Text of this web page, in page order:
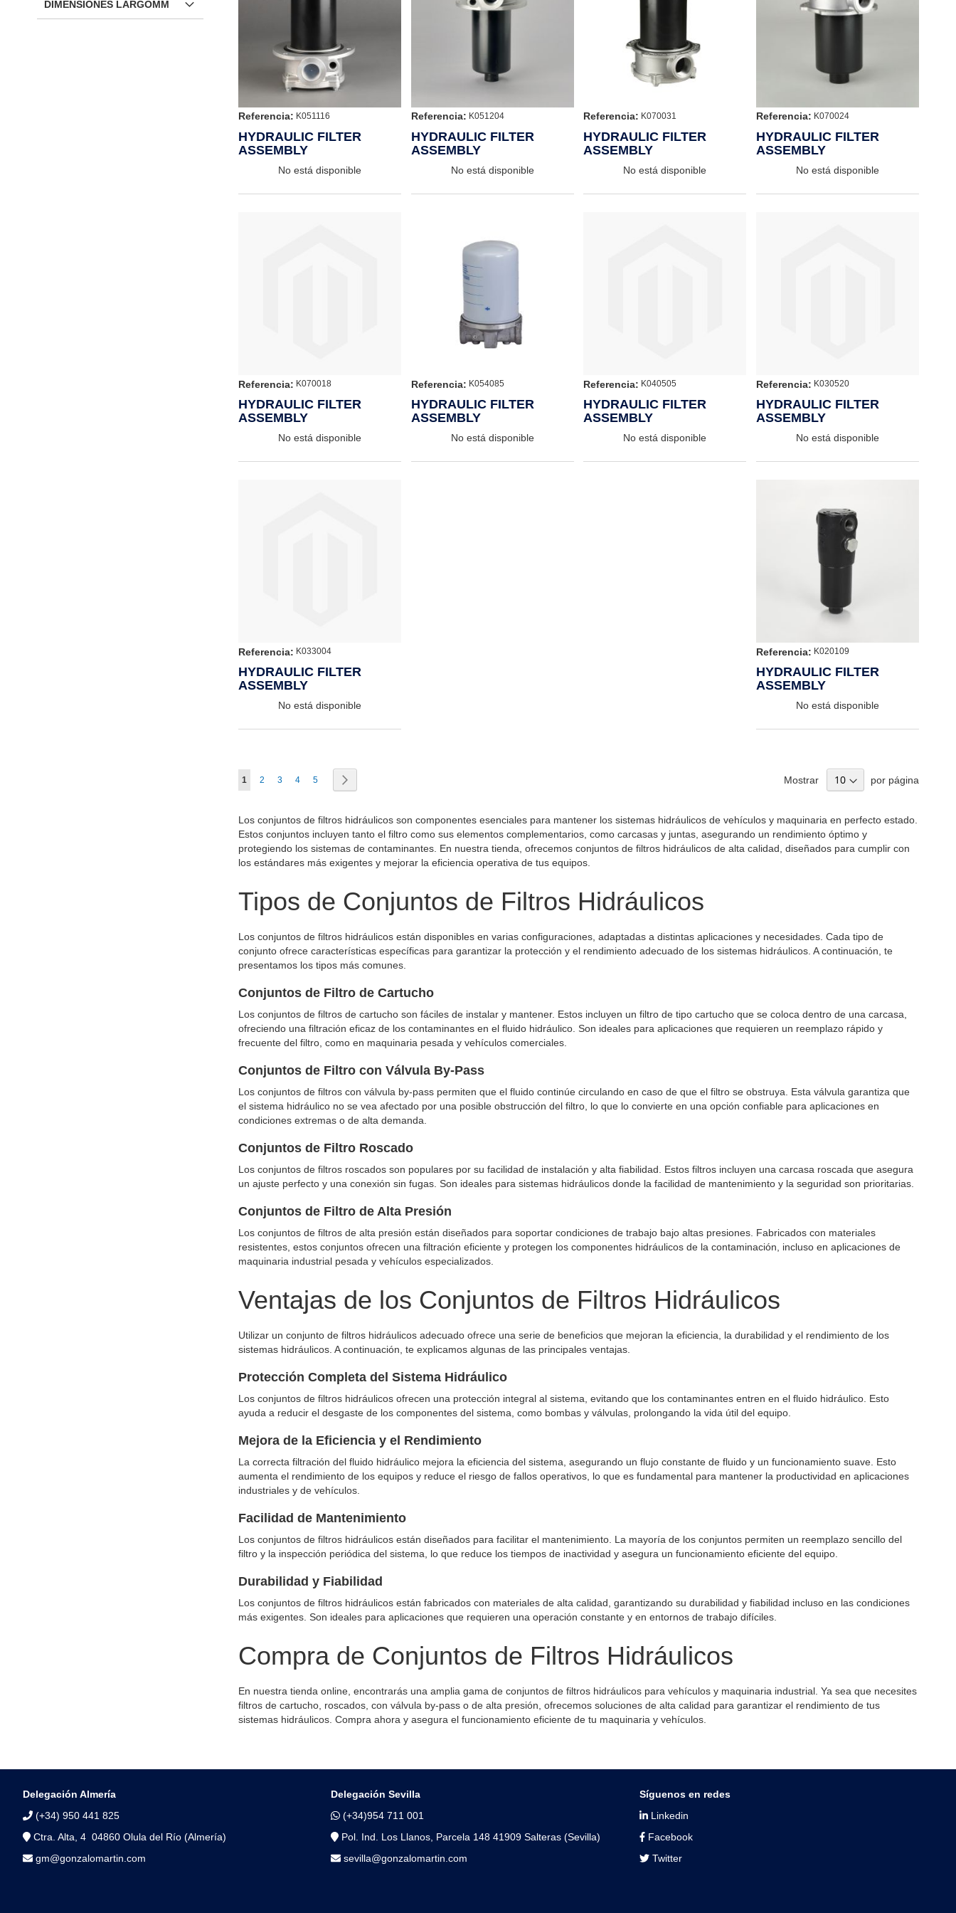
Referencia: K051116
HYDRAULIC FILTER
ASSEMBLY
No está disponible
Referencia: K051204
HYDRAULIC FILTER
ASSEMBLY
No está disponible
Referencia: K070031
HYDRAULIC FILTER
ASSEMBLY
No está disponible
Referencia: K070024
HYDRAULIC FILTER
ASSEMBLY
No está disponible
Referencia: K070018
HYDRAULIC FILTER
ASSEMBLY
No está disponible
Referencia: K054085
HYDRAULIC FILTER
ASSEMBLY
No está disponible
Referencia: K040505
HYDRAULIC FILTER
ASSEMBLY
No está disponible
Referencia: K030520
HYDRAULIC FILTER
ASSEMBLY
No está disponible
Referencia: K033004
HYDRAULIC FILTER
ASSEMBLY
No está disponible
Referencia: K020109
HYDRAULIC FILTER
ASSEMBLY
No está disponible
Página
Actualmente estás leyendo página
1 Página
2 Página
3 Página
4 Página
5 Mostrar por página
Los conjuntos de filtros hidráulicos son componentes esenciales para mantener los sistemas hidráulicos de vehículos y maquinaria en perfecto estado.
Estos conjuntos incluyen tanto el filtro como sus elementos complementarios, como carcasas y juntas, asegurando un rendimiento óptimo y
protegiendo los sistemas de contaminantes. En nuestra tienda, ofrecemos conjuntos de filtros hidráulicos de alta calidad, diseñados para cumplir con
los estándares más exigentes y mejorar la eficiencia operativa de tus equipos.
Tipos de Conjuntos de Filtros Hidráulicos
Los conjuntos de filtros hidráulicos están disponibles en varias configuraciones, adaptadas a distintas aplicaciones y necesidades. Cada tipo de
conjunto ofrece características específicas para garantizar la protección y el rendimiento adecuado de los sistemas hidráulicos. A continuación, te
presentamos los tipos más comunes.
Conjuntos de Filtro de Cartucho
Los conjuntos de filtros de cartucho son fáciles de instalar y mantener. Estos incluyen un filtro de tipo cartucho que se coloca dentro de una carcasa,
ofreciendo una filtración eficaz de los contaminantes en el fluido hidráulico. Son ideales para aplicaciones que requieren un reemplazo rápido y
frecuente del filtro, como en maquinaria pesada y vehículos comerciales.
Conjuntos de Filtro con Válvula By-Pass
Los conjuntos de filtros con válvula by-pass permiten que el fluido continúe circulando en caso de que el filtro se obstruya. Esta válvula garantiza que
el sistema hidráulico no se vea afectado por una posible obstrucción del filtro, lo que lo convierte en una opción confiable para aplicaciones en
condiciones extremas o de alta demanda.
Conjuntos de Filtro Roscado
Los conjuntos de filtros roscados son populares por su facilidad de instalación y alta fiabilidad. Estos filtros incluyen una carcasa roscada que asegura
un ajuste perfecto y una conexión sin fugas. Son ideales para sistemas hidráulicos donde la facilidad de mantenimiento y la seguridad son prioritarias.
Conjuntos de Filtro de Alta Presión
Los conjuntos de filtros de alta presión están diseñados para soportar condiciones de trabajo bajo altas presiones. Fabricados con materiales
resistentes, estos conjuntos ofrecen una filtración eficiente y protegen los componentes hidráulicos de la contaminación, incluso en aplicaciones de
maquinaria industrial pesada y vehículos especializados.
Ventajas de los Conjuntos de Filtros Hidráulicos
Utilizar un conjunto de filtros hidráulicos adecuado ofrece una serie de beneficios que mejoran la eficiencia, la durabilidad y el rendimiento de los
sistemas hidráulicos. A continuación, te explicamos algunas de las principales ventajas.
Protección Completa del Sistema Hidráulico
Los conjuntos de filtros hidráulicos ofrecen una protección integral al sistema, evitando que los contaminantes entren en el fluido hidráulico. Esto
ayuda a reducir el desgaste de los componentes del sistema, como bombas y válvulas, prolongando la vida útil del equipo.
Mejora de la Eficiencia y el Rendimiento
La correcta filtración del fluido hidráulico mejora la eficiencia del sistema, asegurando un flujo constante de fluido y un funcionamiento suave. Esto
aumenta el rendimiento de los equipos y reduce el riesgo de fallos operativos, lo que es fundamental para mantener la productividad en aplicaciones
industriales y de vehículos.
Facilidad de Mantenimiento
Los conjuntos de filtros hidráulicos están diseñados para facilitar el mantenimiento. La mayoría de los conjuntos permiten un reemplazo sencillo del
filtro y la inspección periódica del sistema, lo que reduce los tiempos de inactividad y asegura un funcionamiento eficiente del equipo.
Durabilidad y Fiabilidad
Los conjuntos de filtros hidráulicos están fabricados con materiales de alta calidad, garantizando su durabilidad y fiabilidad incluso en las condiciones
más exigentes. Son ideales para aplicaciones que requieren una operación constante y en entornos de trabajo difíciles.
Compra de Conjuntos de Filtros Hidráulicos
En nuestra tienda online, encontrarás una amplia gama de conjuntos de filtros hidráulicos para vehículos y maquinaria industrial. Ya sea que necesites
filtros de cartucho, roscados, con válvula by-pass o de alta presión, ofrecemos soluciones de alta calidad para garantizar el rendimiento de tus
sistemas hidráulicos. Compra ahora y asegura el funcionamiento eficiente de tu maquinaria y vehículos.
DIMENSIONES LARGOMM
Delegación Almería
(+34) 950 441 825
Ctra. Alta, 4 04860 Olula del Río (Almería)
gm@gonzalomartin.com
Delegación Sevilla
(+34)954 711 001
Pol. Ind. Los Llanos, Parcela 148 41909 Salteras (Sevilla)
sevilla@gonzalomartin.com
Síguenos en redes
Linkedin
Facebook
Twitter